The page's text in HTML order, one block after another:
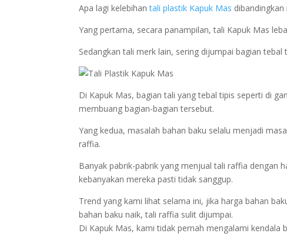
Apa lagi kelebihantali plastik Kapuk Mas dibandingkan
Yang pertama, secara panampilan, tali Kapuk Mas
Sedangkan tali merk lain, sering dijumpai bagian
Di Kapuk Mas, bagian tali yang tebal tipis seperti di
membuang bagian-bagian tersebut.
Yang kedua, masalah bahan baku selalu menjadi
raffia.
Banyak pabrik-pabrik yang menjual tali raffia dengan
kebanyakan mereka pasti tidak sanggup.
Trend yang kami lihat selama ini, jika harga bahan
bahan baku naik, tali raffia sulit dijumpai.
Di Kapuk Mas, kami tidak pernah mengalami kendala